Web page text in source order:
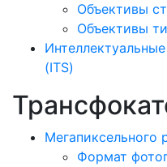
Объективы
Объективы
(ITS)
Мегапиксельного
Формат